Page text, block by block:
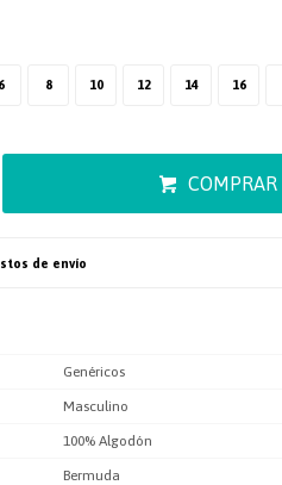
6 8 10 12 14 16
COMPRAR
de envío
Genéricos
Masculino
100% Algodón
Bermuda